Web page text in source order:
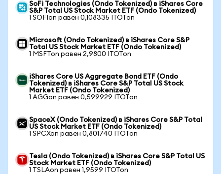
SoFi Technologies (Ondo Tokenized) в iShares Core
S&P Total US Stock Market ETF (Ondo Tokenized)
1 SOFIon равен 0,108335 ITOTon
Microsoft (Ondo Tokenized) в iShares Core S&P
Total US Stock Market ETF (Ondo Tokenized)
1 MSFTon равен 2,9800 ITOTon
iShares Core US Aggregate Bond ETF (Ondo
Tokenized) в iShares Core S&P Total US Stock
Market ETF (Ondo Tokenized)
1 AGGon равен 0,599929 ITOTon
SpaceX (Ondo Tokenized) в iShares Core S&P Total
US Stock Market ETF (Ondo Tokenized)
1 SPCXon равен 0,801740 ITOTon
Tesla (Ondo Tokenized) в iShares Core S&P Total US
Stock Market ETF (Ondo Tokenized)
1 TSLAon равен 1,9599 ITOTon